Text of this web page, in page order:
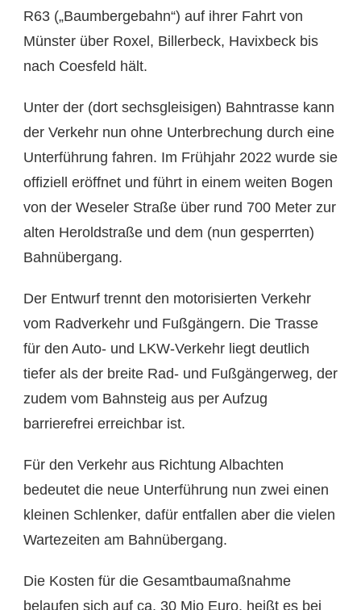
R63 („Baumbergebahn“) auf ihrer Fahrt von
Münster über Roxel, Billerbeck, Havixbeck bis
nach Coesfeld hält.
Unter der (dort sechsgleisigen) Bahntrasse kann
der Verkehr nun ohne Unterbrechung durch eine
Unterführung fahren. Im Frühjahr 2022 wurde sie
offiziell eröffnet und führt in einem weiten Bogen
von der Weseler Straße über rund 700 Meter zur
alten Heroldstraße und dem (nun gesperrten)
Bahnübergang.
Der Entwurf trennt den motorisierten Verkehr
vom Radverkehr und Fußgängern. Die Trasse
für den Auto- und LKW-Verkehr liegt deutlich
tiefer als der breite Rad- und Fußgängerweg, der
zudem vom Bahnsteig aus per Aufzug
barrierefrei erreichbar ist.
Für den Verkehr aus Richtung Albachten
bedeutet die neue Unterführung nun zwei einen
kleinen Schlenker, dafür entfallen aber die vielen
Wartezeiten am Bahnübergang.
Die Kosten für die Gesamtbaumaßnahme
belaufen sich auf ca. 30 Mio Euro, heißt es bei